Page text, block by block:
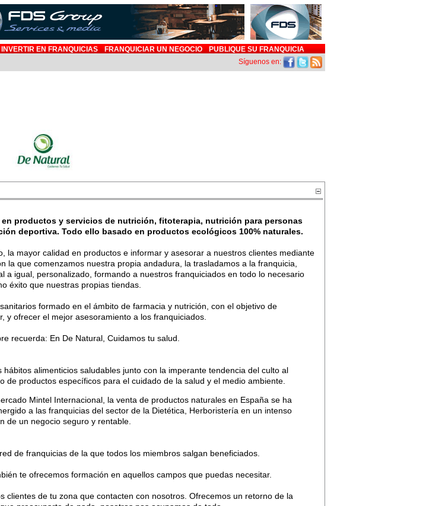
INVERTIR EN FRANQUICIAS FRANQUICIAR UN NEGOCIO
PUBLIQUE SU FRANQUICIA
Síguenos en:
productos y servicios de nutrición, fitoterapia, nutrición para personas
deportiva. Todo ello basado en productos ecológicos 100% naturales.
la mayor calidad en productos e informar y asesorar a nuestros clientes mediante
la que comenzamos nuestra propia andadura, la trasladamos a la franquicia,
igual, personalizado, formando a nuestros franquiciados en todo lo necesario
éxito que nuestras propias tiendas.
formado en el ámbito de farmacia y nutrición, con el objetivo de
ofrecer el mejor asesoramiento a los franquiciados.
recuerda: En De Natural, Cuidamos tu salud.
alimenticios saludables junto con la imperante tendencia del culto al
productos específicos para el cuidado de la salud y el medio ambiente.
Mintel Internacional, la venta de productos naturales en España se ha
a las franquicias del sector de la Dietética, Herboristería en un intenso
de un negocio seguro y rentable.
de franquicias de la que todos los miembros salgan beneficiados.
te ofrecemos formación en aquellos campos que puedas necesitar.
clientes de tu zona que contacten con nosotros. Ofrecemos un retorno de la